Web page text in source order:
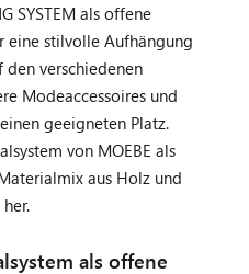
SYSTEM als offene
eine stilvolle Aufhängung
den verschiedenen
Modeaccessoires und
geeigneten Platz.
von MOEBE als
aus Holz und
als offene